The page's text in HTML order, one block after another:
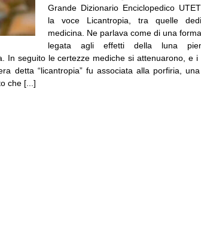
Grande Dizionario Enciclopedico
la voce Licantropia, tra quelle
medicina. Ne parlava come di una
legata agli effetti della luna
In seguito le certezze mediche si attenuarono, e i
detta “licantropia” fu associata alla porfiria,
che [...]